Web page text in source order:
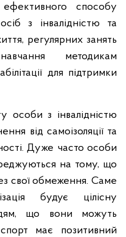
способу
з інвалідністю та
регулярних занять
методикам
для підтримки
особи з інвалідністю
від самоізоляції та
Дуже часто особи
на тому, що
свої обмеження. Саме
будує цілісну
що вони можуть
має позитивний